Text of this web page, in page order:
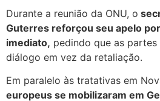
Durante a reunião da ONU, o
Guterres reforçou seu apelo
imediato, pedindo que as
diálogo em vez da retaliação.
Em paralelo às tratativas em
europeus se mobilizaram em